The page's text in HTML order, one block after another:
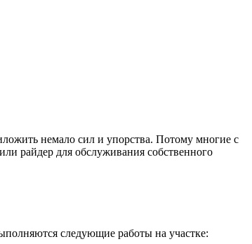
немало сил и упорства. Потому многие с
райдер для обслуживания собственного
следующие работы на участке: